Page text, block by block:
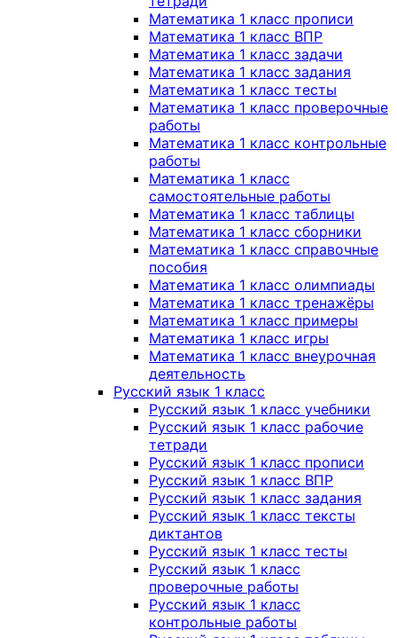
Математика 1 класс прописи
Математика 1 класс ВПР
Математика 1 класс задачи
Математика 1 класс задания
Математика 1 класс тесты
Математика 1 класс проверочные
работы
Математика 1 класс контрольные
работы
Математика 1 класс
самостоятельные работы
Математика 1 класс таблицы
Математика 1 класс сборники
Математика 1 класс справочные
пособия
Математика 1 класс олимпиады
Математика 1 класс тренажёры
Математика 1 класс примеры
Математика 1 класс игры
Математика 1 класс внеурочная
деятельность
Русский язык 1 класс
Русский язык 1 класс учебники
Русский язык 1 класс рабочие
тетради
Русский язык 1 класс прописи
Русский язык 1 класс ВПР
Русский язык 1 класс задания
Русский язык 1 класс тексты
диктантов
Русский язык 1 класс тесты
Русский язык 1 класс
проверочные работы
Русский язык 1 класс
контрольные работы